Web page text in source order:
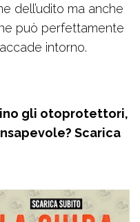
dell’udito ma anche
può perfettamente
intorno.
gli otoprotettori,
Scarica